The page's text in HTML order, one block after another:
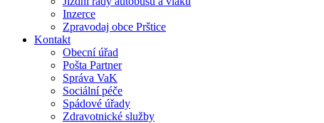
Inzerce
Zpravodaj obce Prštice
Kontakt
Obecní úřad
Pošta Partner
Správa VaK
Sociální péče
Spádové úřady
Zdravotnické služby